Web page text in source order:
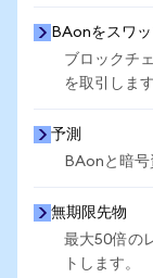
BAonをスワッ
ブロックチ
を取引します
予測
BAonと暗号
無期限先物
最大50倍の
トします。